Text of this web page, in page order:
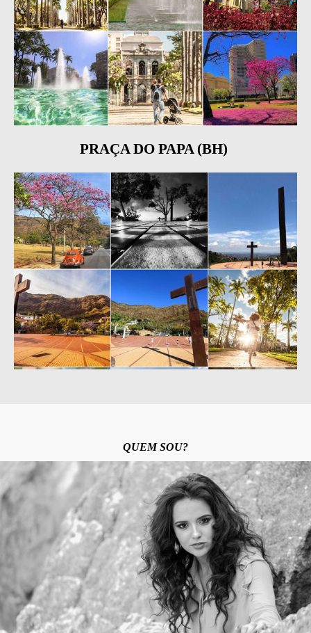
PRAÇA DO PAPA (BH)
QUEM SOU?